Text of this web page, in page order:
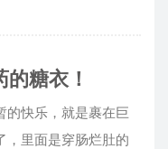
糖衣！
的快乐，就是裹在巨
，里面是穿肠烂肚的